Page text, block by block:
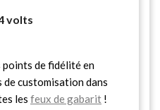
volts
points de fidélité en
customisation dans
les feux de gabarit !